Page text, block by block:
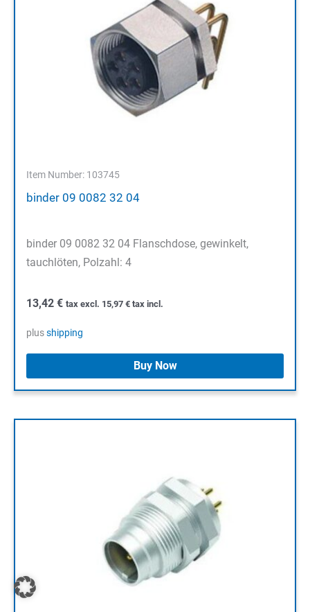
Item Number: 103745
binder 09 0082 32 04
binder 09 0082 32 04 Flanschdose, gewinkelt,
tauchlöten, Polzahl: 4
13,42 € tax excl. 15,97 € tax incl.
plusshipping
Buy Now